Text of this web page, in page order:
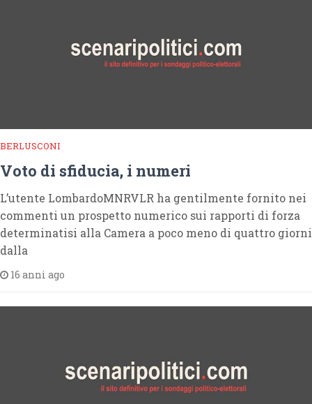
BERLUSCONI
Voto di sfiducia, i numeri
L’utente LombardoMNRVLR ha gentilmente fornito nei
commenti un prospetto numerico sui rapporti di forza
determinatisi alla Camera a poco meno di quattro giorni
dalla
16 anni ago